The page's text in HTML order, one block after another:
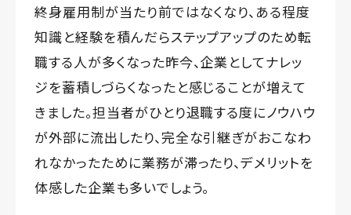
終身雇用制が当たり前ではなくなり、ある程度
知識と経験を積んだらステップアップのため転
職する人が多くなった昨今、企業としてナレッ
ジを蓄積しづらくなったと感じることが増えて
きました。担当者がひとり退職する度にノウハウ
が外部に流出したり、完全な引継ぎがおこなわ
れなかったために業務が滞ったり、デメリットを
体感した企業も多いでしょう。